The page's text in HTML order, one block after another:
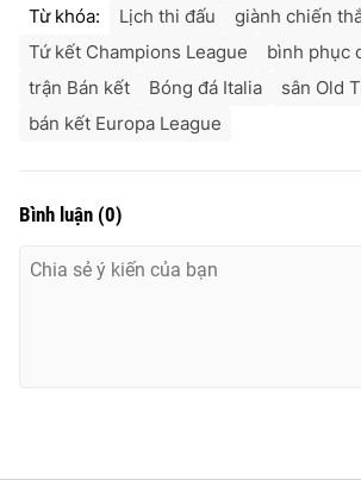
Từ khóa: Lịch thi đấu
giành chiến
Tứ kết Champions League
bình phục
trận Bán kết
Bóng đá Italia
sân Old
bán kết Europa League
Bình luận (0)